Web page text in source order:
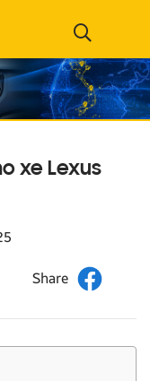
xe Lexus